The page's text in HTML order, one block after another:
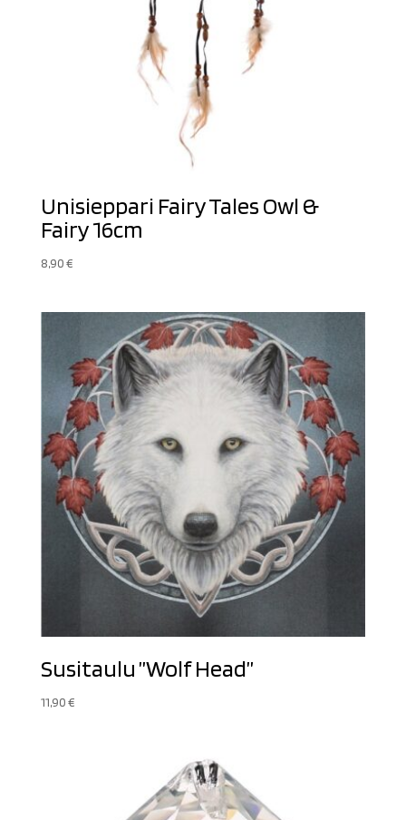
Unisieppari Fairy Tales Owl &
Fairy 16cm
8,90€
Susitaulu ”Wolf Head”
11,90€